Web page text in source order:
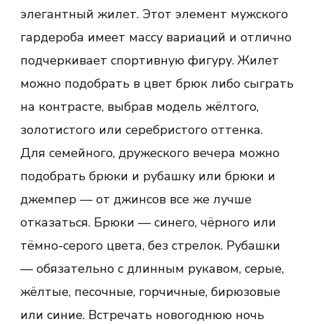
элегантный жилет. Этот элемент мужского
гардероба имеет массу вариаций и отлично
подчеркивает спортивную фигуру. Жилет
можно подобрать в цвет брюк либо сыграть
на контрасте, выбрав модель жёлтого,
золотистого или серебристого оттенка.
Для семейного, дружеского вечера можно
подобрать брюки и рубашку или брюки и
джемпер — от джинсов все же лучше
отказаться. Брюки — синего, чёрного или
тёмно-серого цвета, без стрелок. Рубашки
— обязательно с длинным рукавом, серые,
жёлтые, песочные, горчичные, бирюзовые
или синие. Встречать новогоднюю ночь